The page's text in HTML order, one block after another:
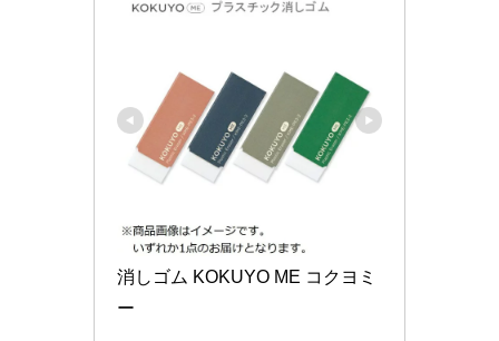
消しゴム KOKUYO ME コクヨミ
ー